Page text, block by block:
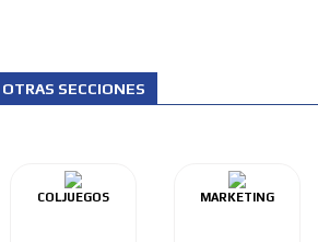
OTRAS SECCIONES
COLJUEGOS MARKETING